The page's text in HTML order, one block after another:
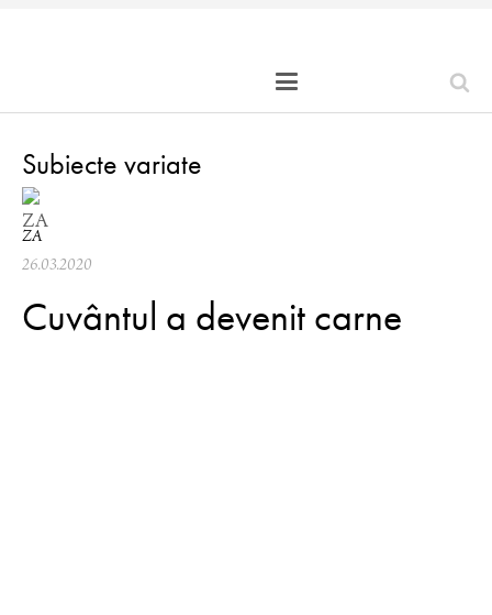
Subiecte variate
ZA
26.03.2020
Cuvântul a devenit carne